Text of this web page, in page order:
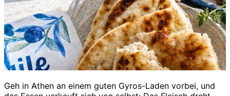
Geh in Athen an einem guten Gyros-Laden vorbei, und